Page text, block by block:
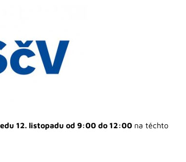
12. listopadu od 9:00 do 12:00 na těchto